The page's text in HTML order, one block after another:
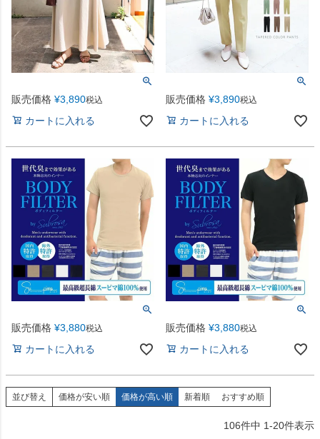
販売価格 ¥3,890税込
カートに入れる
販売価格 ¥3,890税込
カートに入れる
販売価格 ¥3,880税込
カートに入れる
販売価格 ¥3,880税込
カートに入れる
並び替え 価格が安い順 価格が高い順 新着順 おすすめ順
106件中 1-20件表示